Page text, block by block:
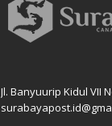
Jl. Banyuurip Kidul VII